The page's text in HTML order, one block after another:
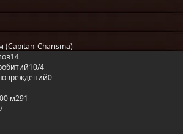
14
10/4
0
м291